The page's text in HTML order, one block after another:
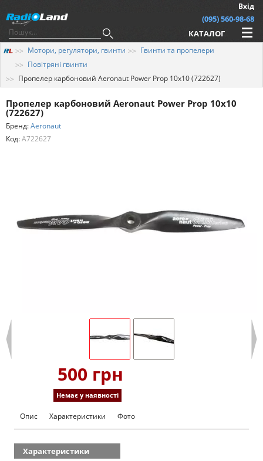
Вхід
(095) 560-98-68
КАТАЛОГ
Мотори, регулятори, гвинти
Гвинти та пропелери
Повітряні гвинти
Пропелер карбоновий Aeronaut Power Prop 10x10 (722627)
Пропелер карбоновий Aeronaut Power Prop 10x10
(722627)
Бренд:Aeronaut
Код:A722627
500 грн
Немає у наявності
Опис Характеристики Фото
Характеристики